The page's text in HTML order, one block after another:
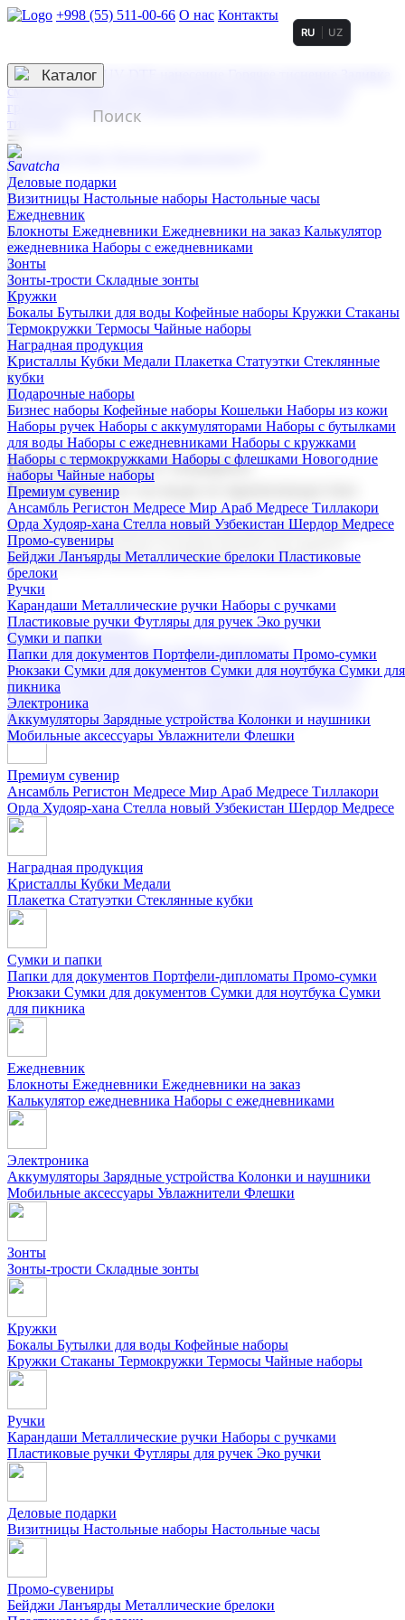
+998 (55) 511-00-66 О нас Контакты
3D гравировка
смолой (Doming)
гравировка твердая
тиснение
RU UZ
☰
Контакты
Каталог
Деловые подарки
Визитницы Настольные наборы Настольные часы
Ежедневник
Блокноты Ежедневники Ежедневники на заказ Калькулятор
ежедневника Наборы с ежедневниками
Зонты
Зонты-трости Складные зонты
Кружки
Бокалы Бутылки для воды Кофейные наборы Кружки Стаканы
Термокружки Термосы Чайные наборы
Наградная продукция
Kристаллы Кубки Медали Плакетка Статуэтки Стеклянные
кубки
Подарочные наборы
Бизнес наборы Кофейные наборы Кошельки Наборы из кожи
Наборы ручек Наборы с аккумуляторами Наборы с бутылками
для воды Наборы с ежедневниками Наборы с кружками
Наборы с термокружками Наборы с флешками Новогодние
наборы Чайные наборы
Премиум сувенир
Ансамбль Регистон Медресе Мир Араб Медресе Тиллакори
Орда Худояр-хана Стелла новый Узбекистан Шердор Медресе
Промо-сувениры
Бейджи Ланъярды Металлические брелоки Пластиковые
брелоки
Ручки
Карандаши Металлические ручки Наборы с ручками
Пластиковые ручки Футляры для ручек Эко ручки
Сумки и папки
Папки для документов Портфели-дипломаты Промо-сумки
Рюкзаки Сумки для документов Сумки для ноутбука Сумки для
пикника
Электроника
Аккумуляторы Зарядные устройства Колонки и наушники
Мобильные аксессуары Увлажнители Флешки
Корпоративные подарки
Поставка со склада и производство
Мы предлагаем широкий выбор корпоративных подарков и
сувениров с логотипом. В нашем каталоге вы найдете
продукцию для бизнеса, мероприятия и клиентов.
Подарочные наборы
Бизнес наборыКофейные наборы Кошельки
Наборы из кожиНаборы ручекНаборы с аккумуляторами
Наборы с бутылками для воды
Наборы с ежедневниками
Наборы с кружками
флешкамиНовогодние наборыЧайные наборы
Премиум сувенир
Ансамбль Регистон Медресе Мир Араб Медресе Тиллакори
Орда Худояр-хана Стелла новый Узбекистан Шердор Медресе
Наградная продукция
Kристаллы Кубки Медали
Плакетка Статуэтки Стеклянные кубки
Сумки и папки
Папки для документов Портфели-дипломаты Промо-сумки
Рюкзаки Сумки для документов Сумки для ноутбука Сумки
для пикника
Ежедневник
Блокноты Ежедневники Ежедневники на заказ
Калькулятор ежедневника Наборы с ежедневниками
Электроника
Аккумуляторы Зарядные устройства Колонки и наушники
Мобильные аксессуары Увлажнители Флешки
Зонты
Зонты-трости Складные зонты
Кружки
Бокалы Бутылки для воды Кофейные наборы
Кружки Стаканы Термокружки Термосы Чайные наборы
Ручки
Карандаши Металлические ручки Наборы с ручками
Пластиковые ручки Футляры для ручек Эко ручки
Деловые подарки
Визитницы Настольные наборы Настольные часы
Промо-сувениры
Бейджи Ланъярды Металлические брелоки